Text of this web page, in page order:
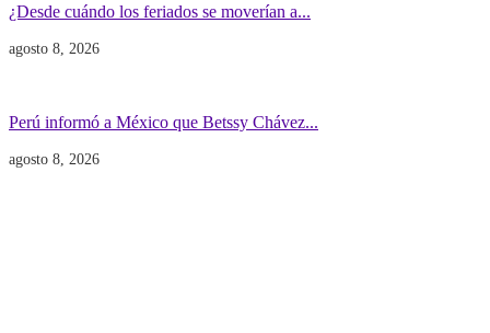
¿Desde cuándo los feriados se moverían a...
agosto 8, 2026
Perú informó a México que Betssy Chávez...
agosto 8, 2026